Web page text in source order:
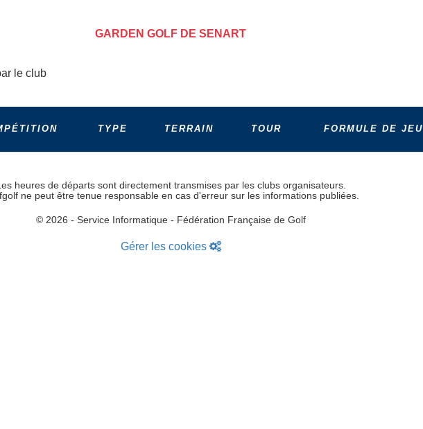
GARDEN GOLF DE SENART
le club
TYPE TERRAIN TOUR FORMULE DE JEU
heures de départs sont directement transmises par les clubs organisateurs.
ne peut être tenue responsable en cas d'erreur sur les informations publiées.
© 2026 - Service Informatique - Fédération Française de Golf
Gérer les cookies